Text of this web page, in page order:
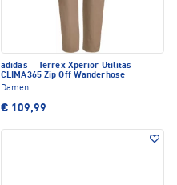
adidas ·
Terrex Xperior Utilitas
CLIMA365 Zip Off Wanderhose
Damen
€ 109,99